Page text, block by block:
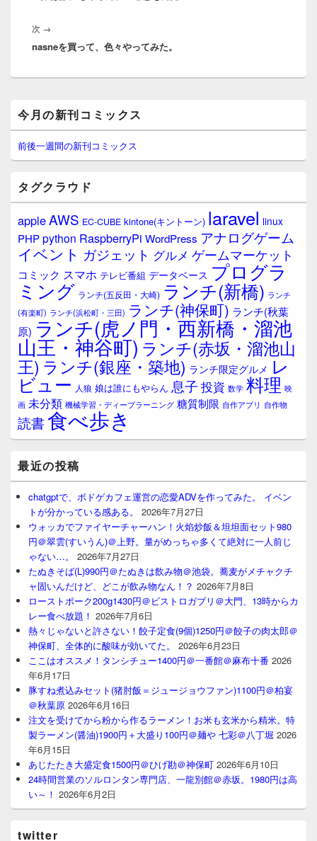
ゲ
ー
シ
次 →
の
稿:
nasneを買って、色々やってみた。
イ
ン
サ
イ
ウ
ィ
ジ
ェ
ア
今月の新刊コミックス
前後一週間の新刊コミックス
タグクラウド
appleAWS EC-CUBE kintone(キントーン) laravel linux
PHPpython RaspberryPi WordPress アナログゲーム
イベント ガジェット グルメ ゲームマーケット
コミック スマホ テレビ番組 データベース プログラ
ミング ランチ(五反田・大崎) ランチ(新橋) ランチ
(有楽町) ランチ(浜松町・三田) ランチ(神保町) ランチ(秋葉
原) ランチ(虎ノ門・西新橋・溜池
山王・神谷町) ランチ(赤坂・溜池山
王) ランチ(銀座・築地) ランチ限定グルメ レ
ビュー 人狼 娘は誰にもやらん 息子 投資 数学 料理 映
画 未分類 機械学習・ディープラーニング 糖質制限 自作アプリ 自作物
読書食べ歩き
最近の投稿
chatgptで、ボドゲカフェ運営の恋愛ADVを作ってみた。 イベン
トが分かっている感ある。
2026年7月27日
ウォッカでファイヤーチャーハン！火焰炒飯＆坦坦面セット980
円＠翠雲(すいうん)＠上野。量がめっちゃ多くて絶対に一人前じ
ゃない…。
2026年7月27日
たぬきそば(L)990円＠たぬきは飲み物＠池袋。蕎麦がメチャクチ
ャ固いんだけど、どこが飲み物なん！？ 2026年7月8日
ローストポーク200g1430円＠ビストロガブリ＠大門、13時からカ
レー食べ放題！ 2026年7月6日
熱々じゃないと許さない！餃子定食(9個)1250円＠餃子の肉太郎＠
神保町、全体的に酸味が効いてた。
2026年6月23日
ここはオススメ！タンシチュー1400円＠一番館＠麻布十番 2026
年6月17日
豚すね煮込みセット(猪肘飯＝ジュージョウファン)1100円＠柏宴
＠秋葉原 2026年6月16日
注文を受けてから粉から作るラーメン！お米も玄米から精米。特
製ラーメン(醤油)1900円＋大盛り100円＠麺や 七彩＠八丁堀 2026
年6月15日
あじたたき大盛定食1500円＠ひげ勘＠神保町 2026年6月10日
24時間営業のソルロンタン専門店、一龍別館＠赤坂。1980円は高
い～！ 2026年6月2日
twitter